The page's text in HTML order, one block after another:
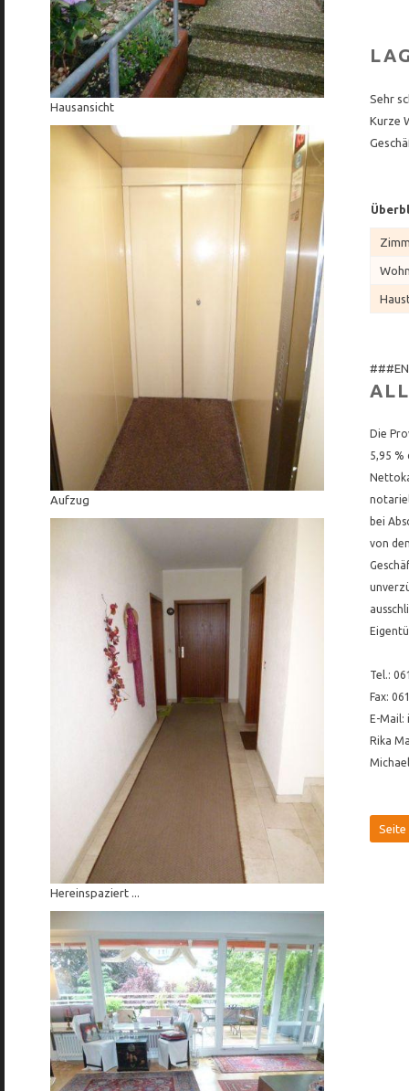
Sehr
Kurze
Die
5,95 %
bei
von
Tel.:
Fax:
E-Mail:
Rika
Seite
Hausansicht
Aufzug
Hereinspaziert ...